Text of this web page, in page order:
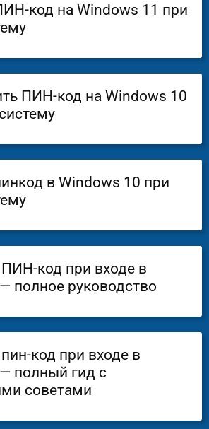
код на Windows 11 при
ПИН-код на Windows 10
в Windows 10 при
ПИН-код при входе в
полное руководство
код при входе в
полный гид с
советами